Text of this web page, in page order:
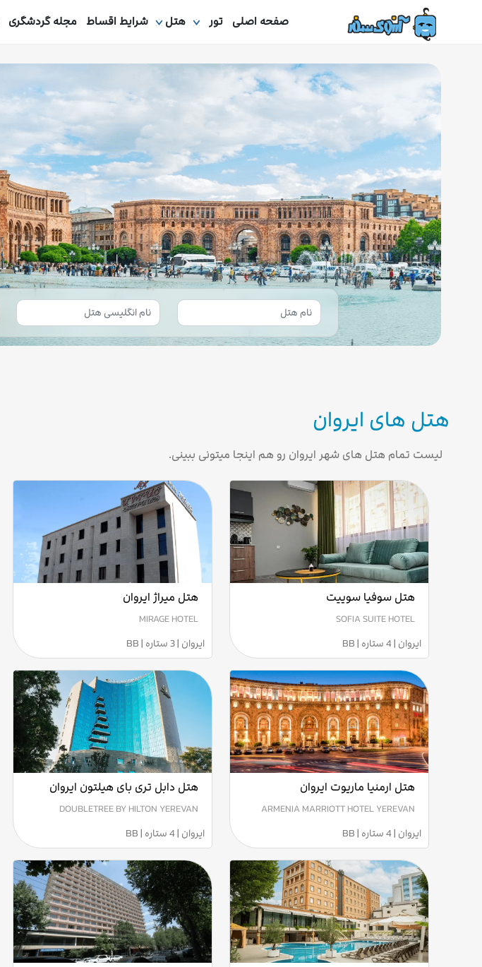
صفحه اصلی تور هتل شرایط اقساط مجله گردشگری
هتل های ایروان
لیست تمام هتل های شهر ایروان رو هم اینجا میتونی ببینی.
هتل سوفیا سوییت
SOFIA SUITE HOTEL
ایروان | 4 ستاره | BB
هتل میراژ ایروان
MIRAGE HOTEL
ایروان | 3 ستاره | BB
هتل ارمنیا ماریوت ایروان
ARMENIA MARRIOTT HOTEL YEREVAN
ایروان | 4 ستاره | BB
هتل دابل تری بای هیلتون ایروان
DOUBLETREE BY HILTON YEREVAN
ایروان | 4 ستاره | BB